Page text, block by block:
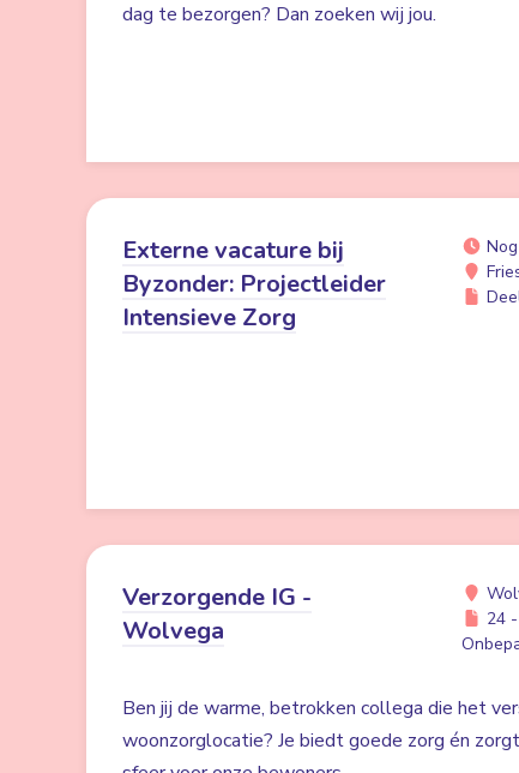
dag te bezorgen? Dan zoeken wij jou.
Externe vacature bij
Byzonder: Projectleider
Intensieve Zorg
Verzorgende IG -
Wolvega
24
Ben jij de warme, betrokken collega die het
woonzorglocatie? Je biedt goede zorg én